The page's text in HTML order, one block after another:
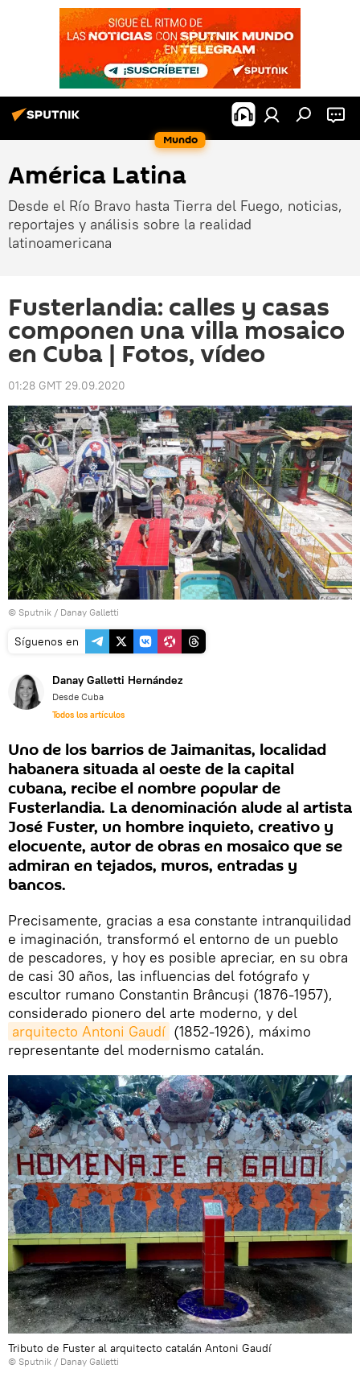
Mundo
América Latina
Desde el Río Bravo hasta Tierra del Fuego, noticias,
reportajes y análisis sobre la realidad
latinoamericana
Fusterlandia: calles y casas
componen una villa mosaico
en Cuba | Fotos, vídeo
01:28 GMT 29.09.2020
© Sputnik / Danay Galletti
Síguenos en
Danay Galletti Hernández
Desde Cuba
Todos los artículos
Uno de los barrios de Jaimanitas, localidad
habanera situada al oeste de la capital
cubana, recibe el nombre popular de
Fusterlandia. La denominación alude al artista
José Fuster, un hombre inquieto, creativo y
elocuente, autor de obras en mosaico que se
admiran en tejados, muros, entradas y
bancos.
Precisamente, gracias a esa constante intranquilidad
e imaginación, transformó el entorno de un pueblo
de pescadores, y hoy es posible apreciar, en su obra
de casi 30 años, las influencias del fotógrafo y
escultor rumano Constantin Brâncuși (1876-1957),
considerado pionero del arte moderno, y del
arquitecto Antoni Gaudí (1852-1926), máximo
representante del modernismo catalán.
Tributo de Fuster al arquitecto catalán Antoni Gaudí
© Sputnik / Danay Galletti